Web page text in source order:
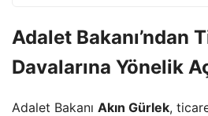
Adalet Bakanı’ndan
Davalarına Yönelik
Adalet Bakanı Akın Gürlek,